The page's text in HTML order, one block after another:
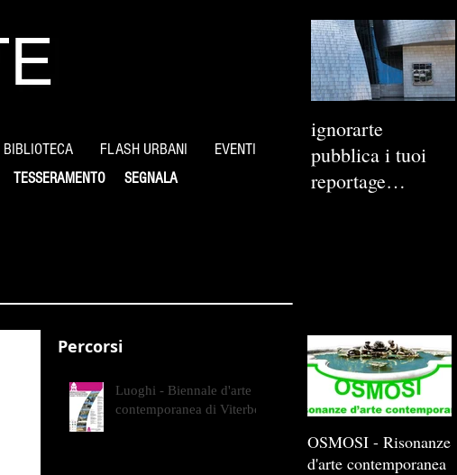
BIBLIOTECA FLASH URBANI EVENTI
SEGNALA
TESSERAMENTO
ignorarte
pubblica i tuoi
reportage
Percorsi
Luoghi - Biennale d'arte
contemporanea di Viterbo
OSMOSI - Risonanze
d'arte contemporanea